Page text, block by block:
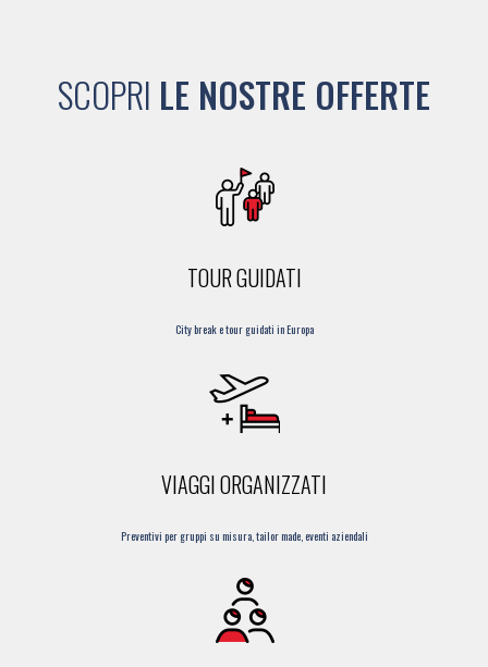
SCOPRI LE NOSTRE OFFERTE
TOUR GUIDATI
City break e tour guidati in Europa
VIAGGI ORGANIZZATI
Preventivi per gruppi su misura, tailor made, eventi aziendali